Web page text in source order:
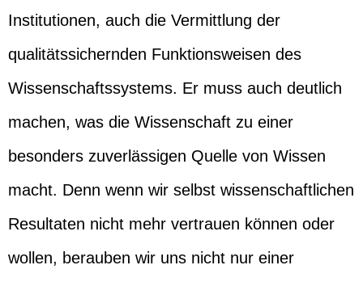
Institutionen, auch die Vermittlung der
qualitätssichernden Funktionsweisen des
Wissenschaftssystems. Er muss auch deutlich
machen, was die Wissenschaft zu einer
besonders zuverlässigen Quelle von Wissen
macht. Denn wenn wir selbst wissenschaftlichen
Resultaten nicht mehr vertrauen können oder
wollen, berauben wir uns nicht nur einer